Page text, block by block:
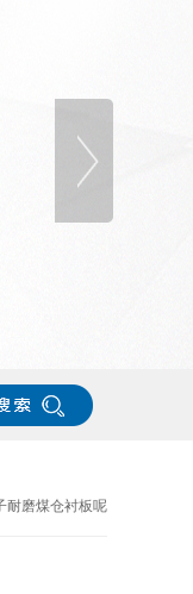
耐磨煤仓衬板呢